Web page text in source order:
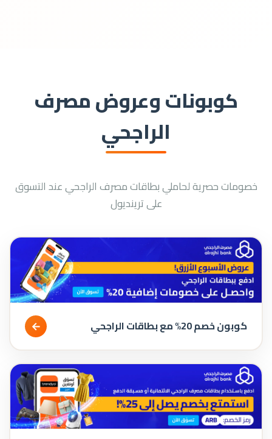
كوبونات وعروض مصرف
الراجحي
خصومات حصرية لحاملي بطاقات مصرف الراجحي عند التسوق
على ترينديول
كوبون خصم 20% مع بطاقات الراجحي ←